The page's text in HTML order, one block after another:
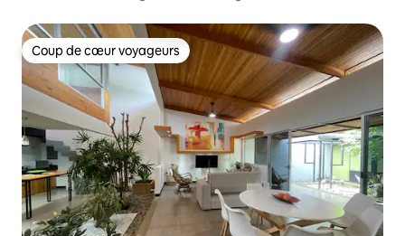
Coup de cœur voyageurs
Coup de cœur voyageurs